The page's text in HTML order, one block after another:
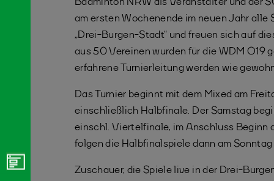
Badminton NRW als Veranstalter und der
am ersten Wochenende im neuen Jahr alle
„Drei-Burgen-Stadt“ und freuen sich auf
aus 50 Vereinen wurden für die WDM O19
erfahrene Turnierleitung werden wie
Das Turnier beginnt mit dem Mixed am
einschließlich Halbfinale. Der Samstag
einschl. Viertelfinale, im Anschluss Beginn
folgen die Halbfinalspiele dann am Sonntag
Zuschauer, die Spiele live in der Drei-